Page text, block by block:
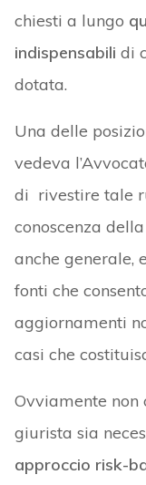
chiesti a lungo
indispensabili di
dotata.
Una delle
vedeva
di rivestire tale
conoscenza
anche generale,
fonti che
aggiornamenti
casi che
Ovviamente non
giurista sia
approccio risk-